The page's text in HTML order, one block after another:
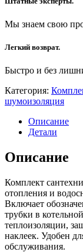
Мы знаем свою
Легкий возврат.
Быстро и без
Категория:
шумоизоляция
Описание
Детали
Описание
Комплект
отопления и
Включает
трубки в
теплоизоляции,
наклеек. Удобен
обслуживания.